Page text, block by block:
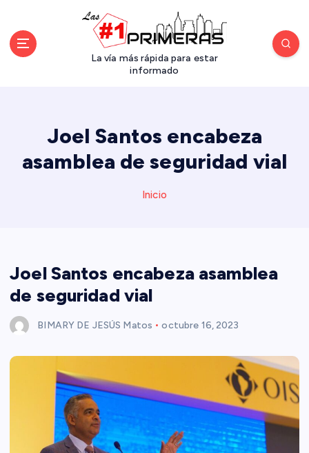
La vía más rápida para estar
informado
Joel Santos encabeza
asamblea de seguridad vial
Inicio
Joel Santos encabeza asamblea
de seguridad vial
BIMARY DE JESÚS Matos octubre 16, 2023